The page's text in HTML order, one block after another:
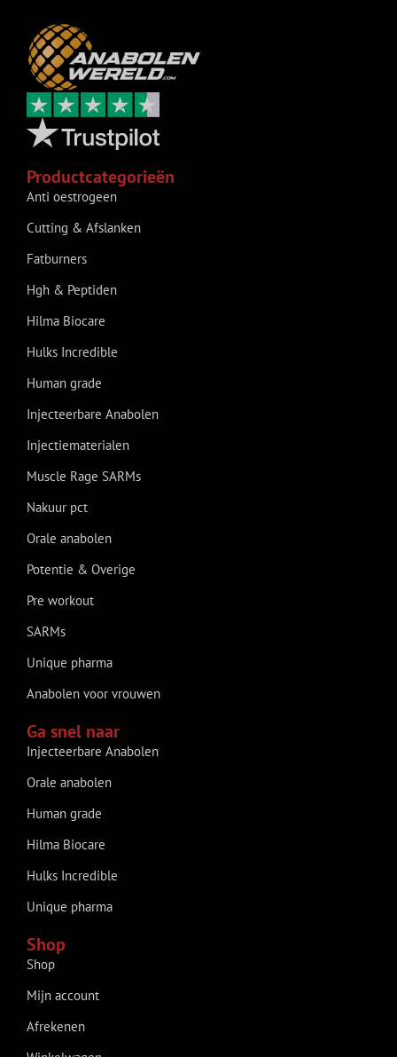
Productcategorieën
Anti oestrogeen
Cutting & Afslanken
Fatburners
Hgh & Peptiden
Hilma Biocare
Hulks Incredible
Human grade
Injecteerbare Anabolen
Injectiematerialen
Muscle Rage SARMs
Nakuur pct
Orale anabolen
Potentie & Overige
Pre workout
SARMs
Unique pharma
Anabolen voor vrouwen
Ga snel naar
Injecteerbare Anabolen
Orale anabolen
Human grade
Hilma Biocare
Hulks Incredible
Unique pharma
Shop
Shop
Mijn account
Afrekenen